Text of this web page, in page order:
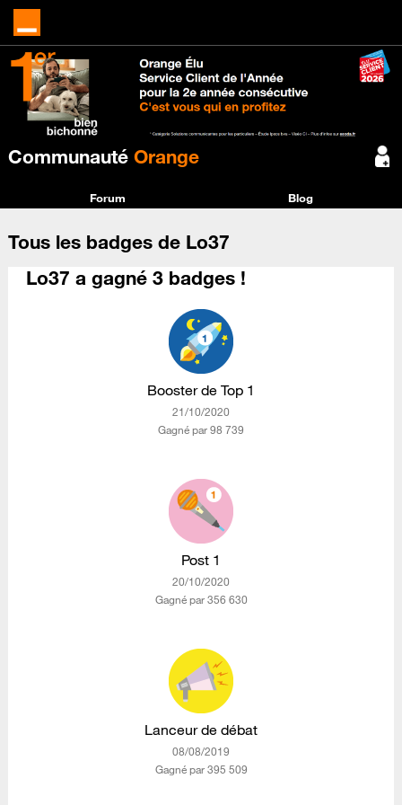
Communauté Orange
Forum Blog
Tous les badges de Lo37
Lo37 a gagné 3 badges !
Booster de Top 1
‎21/10/2020
Gagné par 98 739
Post 1
‎20/10/2020
Gagné par 356 630
Lanceur de débat
‎08/08/2019
Gagné par 395 509